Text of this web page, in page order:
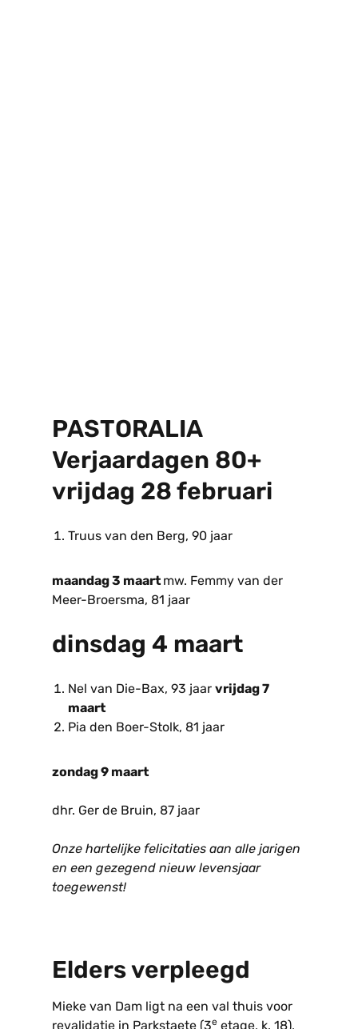
PASTORALIA
Verjaardagen 80+
vrijdag 28 februari
Truus van den Berg, 90 jaar
maandag 3 maart mw. Femmy van der
Meer-Broersma, 81 jaar
dinsdag 4 maart
Nel van Die-Bax, 93 jaar vrijdag 7
maart
Pia den Boer-Stolk, 81 jaar
zondag 9 maart
dhr. Ger de Bruin, 87 jaar
Onze hartelijke felicitaties aan alle jarigen
en een gezegend nieuw levensjaar
toegewenst!
Elders verpleegd
Mieke van Dam ligt na een val thuis voor
revalidatie in Parkstaete (3e etage, k. 18),